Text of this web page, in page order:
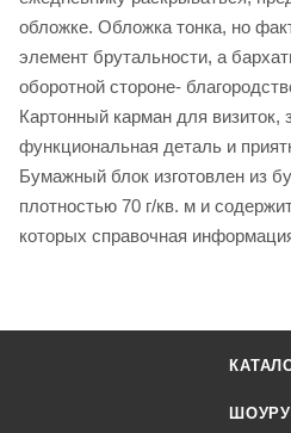
обложке. Обложка тонка, но
элемент брутальности, а
оборотной стороне-
Картонный карман для визиток,
функциональная деталь и
Бумажный блок изготовлен из
плотностью 70 г/кв. м и
которых справочная